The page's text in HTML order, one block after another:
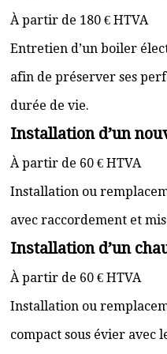
À partir de 180 € HTVA
Entretien d’un boiler
afin de préserver ses
durée de vie.
Installation d’un
À partir de 60 € HTVA
Installation ou
avec raccordement et
Installation d’un
À partir de 60 € HTVA
Installation ou
compact sous évier avec